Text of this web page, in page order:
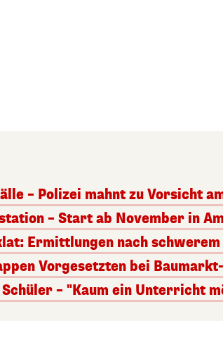
– Polizei mahnt zu Vorsicht
– Start ab November in
Ermittlungen nach
Vorgesetzten bei
– "Kaum ein Unterricht